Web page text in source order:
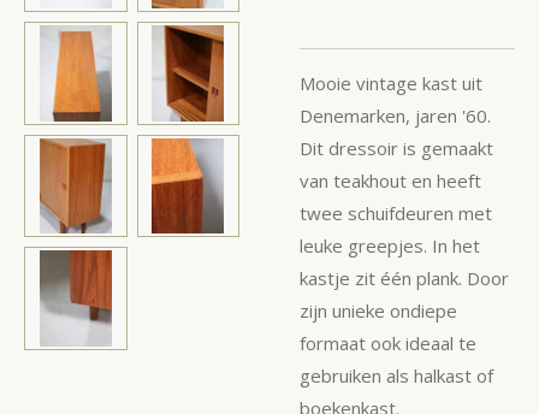
Mooie vintage kast uit
Denemarken, jaren '60.
Dit dressoir is gemaakt
van teakhout en heeft
twee schuifdeuren met
leuke greepjes. In het
kastje zit één plank. Door
zijn unieke ondiepe
formaat ook ideaal te
gebruiken als halkast of
boekenkast.